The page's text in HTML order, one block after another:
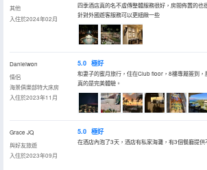
其他
入住於2024年02月
四季酒店真的名不虛傳整體服務很好，房間佈置的也
針對外國遊客服務可以更細緻一些
Danielwon
情侶
海景俱樂部特大床房
入住於2023年11月
5.0 極好
和妻子的蜜月旅行，住在Club floor，8樓專屬簽到，
真的是完美體驗。
Grace JQ
與好友旅遊
入住於2023年09月
5.0 極好
在酒店內泡了3天，酒店有私家海灘，有3個餐廳提供